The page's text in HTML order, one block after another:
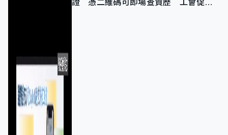
證 憑二維碼可即場查資歷 工會促加